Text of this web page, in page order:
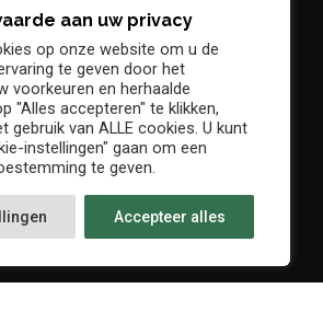
Club
aan uw privacy
op onze website om u de
te geven door het
voorkeuren en herhaalde
"Alles accepteren" te klikken,
gebruik van ALLE cookies. U kunt
instellingen" gaan om een
te geven.
Accepteer alles